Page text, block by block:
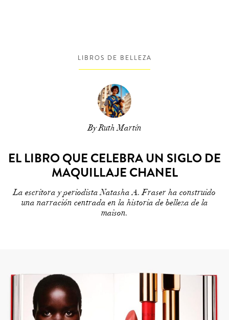
LIBROS DE BELLEZA
By Ruth Martín
EL LIBRO QUE CELEBRA UN SIGLO DE
MAQUILLAJE CHANEL
La escritora y periodista Natasha A. Fraser ha construido
una narración centrada en la historia de belleza de la
maison.